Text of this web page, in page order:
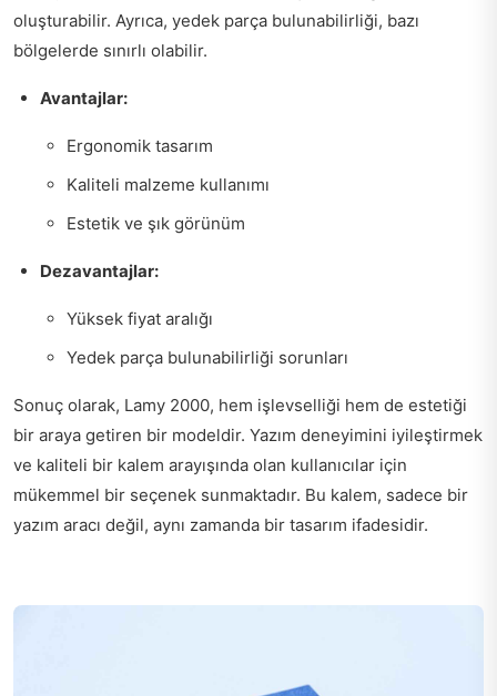
oluşturabilir. Ayrıca, yedek parça bulunabilirliği, bazı
bölgelerde sınırlı olabilir.
Avantajlar:
Ergonomik tasarım
Kaliteli malzeme kullanımı
Estetik ve şık görünüm
Dezavantajlar:
Yüksek fiyat aralığı
Yedek parça bulunabilirliği sorunları
Sonuç olarak, Lamy 2000, hem işlevselliği hem de estetiği
bir araya getiren bir modeldir. Yazım deneyimini iyileştirmek
ve kaliteli bir kalem arayışında olan kullanıcılar için
mükemmel bir seçenek sunmaktadır. Bu kalem, sadece bir
yazım aracı değil, aynı zamanda bir tasarım ifadesidir.